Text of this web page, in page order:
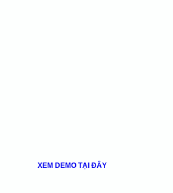
XEM DEMO TẠI ĐÂY